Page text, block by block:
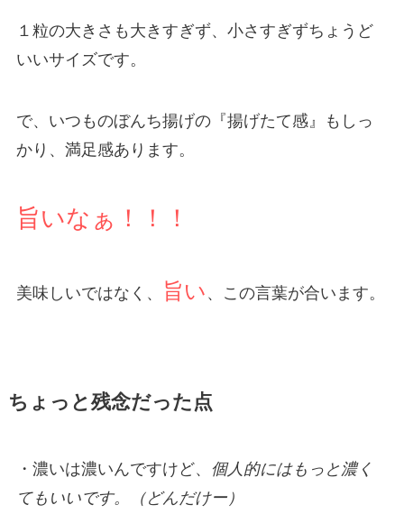
１粒の大きさも大きすぎず、小さすぎずちょうど
いいサイズです。
で、いつものぼんち揚げの『揚げたて感』もしっ
かり、満足感あります。
旨いなぁ！！！
美味しいではなく、 旨い 、この言葉が合います。
ちょっと残念だった点
・濃いは濃いんですけど、 個人的にはもっと濃く
てもいいです。（どんだけー）